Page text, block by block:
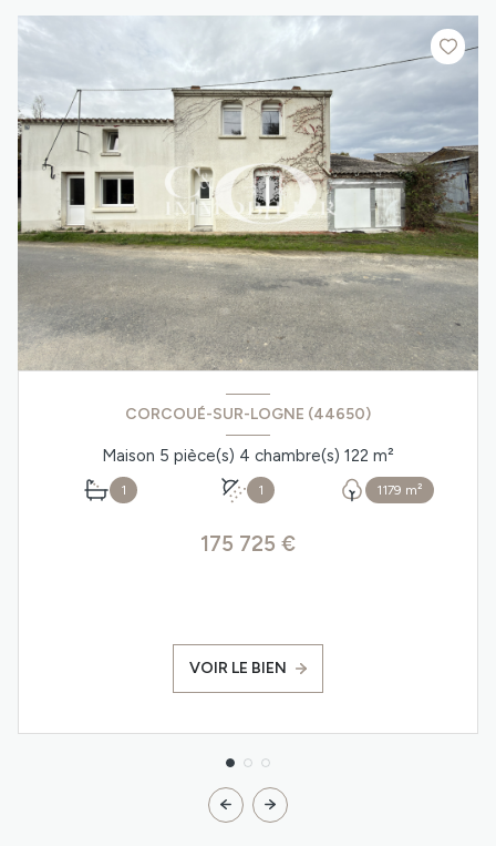
CORCOUÉ-SUR-LOGNE (44650)
Maison 5 pièce(s) 4 chambre(s) 122 m²
1 1 1179 m²
175 725 €
VOIR LE BIEN